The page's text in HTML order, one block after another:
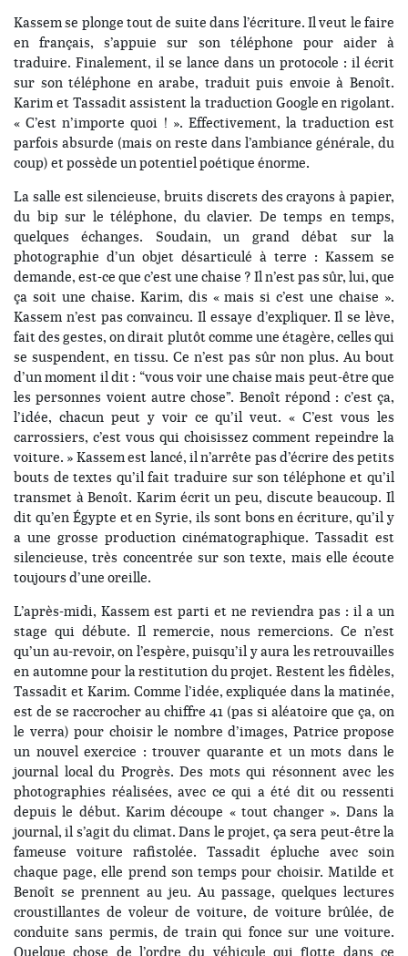
Kassem se plonge tout de suite dans l’écriture. Il veut le faire
en français, s’appuie sur son téléphone pour aider à
traduire. Finalement, il se lance dans un protocole : il écrit
sur son téléphone en arabe, traduit puis envoie à Benoît.
Karim et Tassadit assistent la traduction Google en rigolant.
« C’est n’importe quoi ! ». Effectivement, la traduction est
parfois absurde (mais on reste dans l’ambiance générale, du
coup) et possède un potentiel poétique énorme.
La salle est silencieuse, bruits discrets des crayons à papier,
du bip sur le téléphone, du clavier. De temps en temps,
quelques échanges. Soudain, un grand débat sur la
photographie d’un objet désarticulé à terre : Kassem se
demande, est-ce que c’est une chaise ? Il n’est pas sûr, lui, que
ça soit une chaise. Karim, dis « mais si c’est une chaise ».
Kassem n’est pas convaincu. Il essaye d’expliquer. Il se lève,
fait des gestes, on dirait plutôt comme une étagère, celles qui
se suspendent, en tissu. Ce n’est pas sûr non plus. Au bout
d’un moment il dit : “vous voir une chaise mais peut-être que
les personnes voient autre chose”. Benoît répond : c’est ça,
l’idée, chacun peut y voir ce qu’il veut. « C’est vous les
carrossiers, c’est vous qui choisissez comment repeindre la
voiture. » Kassem est lancé, il n’arrête pas d’écrire des petits
bouts de textes qu’il fait traduire sur son téléphone et qu’il
transmet à Benoît. Karim écrit un peu, discute beaucoup. Il
dit qu’en Égypte et en Syrie, ils sont bons en écriture, qu’il y
a une grosse production cinématographique. Tassadit est
silencieuse, très concentrée sur son texte, mais elle écoute
toujours d’une oreille.
L’après-midi, Kassem est parti et ne reviendra pas : il a un
stage qui débute. Il remercie, nous remercions. Ce n’est
qu’un au-revoir, on l’espère, puisqu’il y aura les retrouvailles
en automne pour la restitution du projet. Restent les fidèles,
Tassadit et Karim. Comme l’idée, expliquée dans la matinée,
est de se raccrocher au chiffre 41 (pas si aléatoire que ça, on
le verra) pour choisir le nombre d’images, Patrice propose
un nouvel exercice : trouver quarante et un mots dans le
journal local du Progrès. Des mots qui résonnent avec les
photographies réalisées, avec ce qui a été dit ou ressenti
depuis le début. Karim découpe « tout changer ». Dans la
journal, il s’agit du climat. Dans le projet, ça sera peut-être la
fameuse voiture rafistolée. Tassadit épluche avec soin
chaque page, elle prend son temps pour choisir. Matilde et
Benoît se prennent au jeu. Au passage, quelques lectures
croustillantes de voleur de voiture, de voiture brûlée, de
conduite sans permis, de train qui fonce sur une voiture.